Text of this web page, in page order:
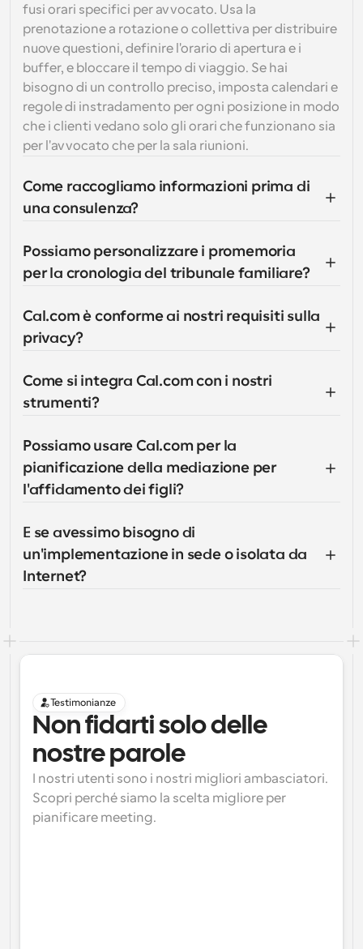
fusi orari specifici per avvocato. Usa la
prenotazione a rotazione o collettiva per distribuire
nuove questioni, definire l'orario di apertura e i
buffer, e bloccare il tempo di viaggio. Se hai
bisogno di un controllo preciso, imposta calendari e
regole di instradamento per ogni posizione in modo
che i clienti vedano solo gli orari che funzionano sia
per l'avvocato che per la sala riunioni.
Come raccogliamo informazioni prima di
una consulenza?
Possiamo personalizzare i promemoria
per la cronologia del tribunale familiare?
Cal.com è conforme ai nostri requisiti sulla
privacy?
Come si integra Cal.com con i nostri
strumenti?
Possiamo usare Cal.com per la
pianificazione della mediazione per
l'affidamento dei figli?
E se avessimo bisogno di
un'implementazione in sede o isolata da
Internet?
Testimonianze
Non fidarti solo delle
nostre parole
I nostri utenti sono i nostri migliori ambasciatori.
Scopri perché siamo la scelta migliore per
pianificare meeting.